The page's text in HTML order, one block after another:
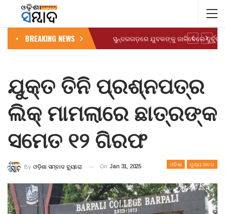
BREAKING NEWS ସୁନ୍ଦରଗଡ଼ରେ ଯୁବକଙ୍କୁ ଜାଳିଦେଲେ
ଯୁକ୍ତ ତିନି ପ୍ରଶ୍ନପତ୍ର
ଲିକ୍ ମାମଲାରେ ଛାତ୍ରଙ୍କ
ସମେତ ୧୨ ଗିରଫ
ଓଡିଶା ମୁଖ୍ୟ ଖବର
By ଓଡ଼ିଶା ସମ୍ବାଦ ବ୍ୟୁରୋ On Jan 31, 2025